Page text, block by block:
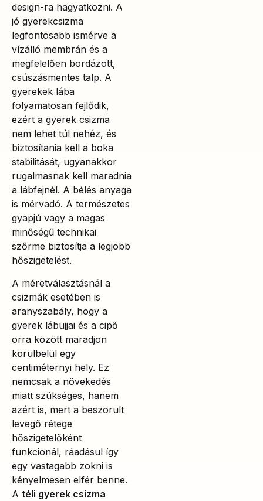
design-ra hagyatkozni. A
jó gyerekcsizma
legfontosabb ismérve a
vízálló membrán és a
megfelelően bordázott,
csúszásmentes talp. A
gyerekek lába
folyamatosan fejlődik,
ezért a gyerek csizma
nem lehet túl nehéz, és
biztosítania kell a boka
stabilitását, ugyanakkor
rugalmasnak kell maradnia
a lábfejnél. A bélés anyaga
is mérvadó. A természetes
gyapjú vagy a magas
minőségű technikai
szőrme biztosítja a legjobb
hőszigetelést.
A méretválasztásnál a
csizmák esetében is
aranyszabály, hogy a
gyerek lábujjai és a cipő
orra között maradjon
körülbelül egy
centiméternyi hely. Ez
nemcsak a növekedés
miatt szükséges, hanem
azért is, mert a beszorult
levegő rétege
hőszigetelőként
funkcionál, ráadásul így
egy vastagabb zokni is
kényelmesen elfér benne.
A téli gyerek csizma